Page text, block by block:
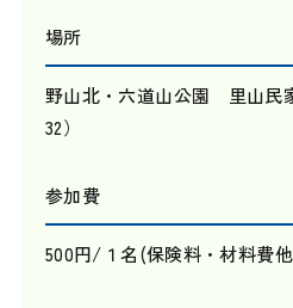
場所
野山北・六道山公園 里山民
32）
参加費
500円/１名(保険料・材料費